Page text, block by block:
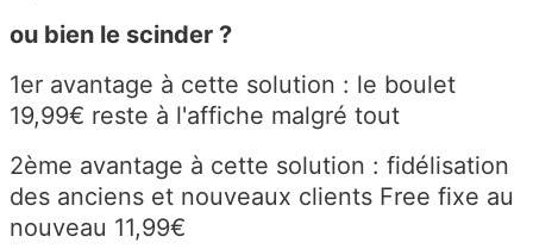
ou bien le scinder ?
1er avantage à cette solution : le boulet
19,99€ reste à l'affiche malgré tout
2ème avantage à cette solution : fidélisation
des anciens et nouveaux clients Free fixe au
nouveau 11,99€